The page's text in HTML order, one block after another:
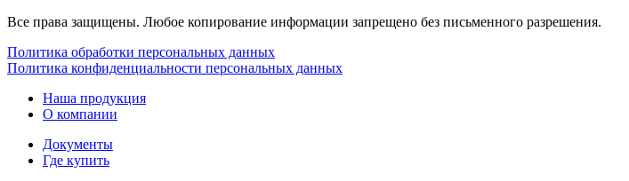
Все права защищены. Любое копирование информации запрещено без письменного разрешения.
Политика обработки персональных данных
Политика конфиденциальности персональных данных
Наша продукция
О компании
Документы
Где купить